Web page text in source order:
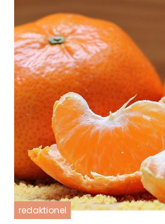
redaktionel